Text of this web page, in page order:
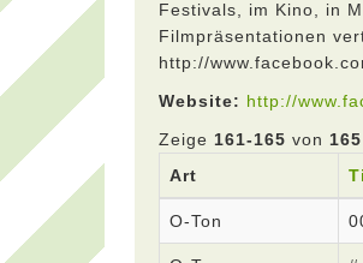
Festivals, im Kino, in
Filmpräsentationen
http://
Website: http://
Zeige 161-165 von 165
Art
O-Ton